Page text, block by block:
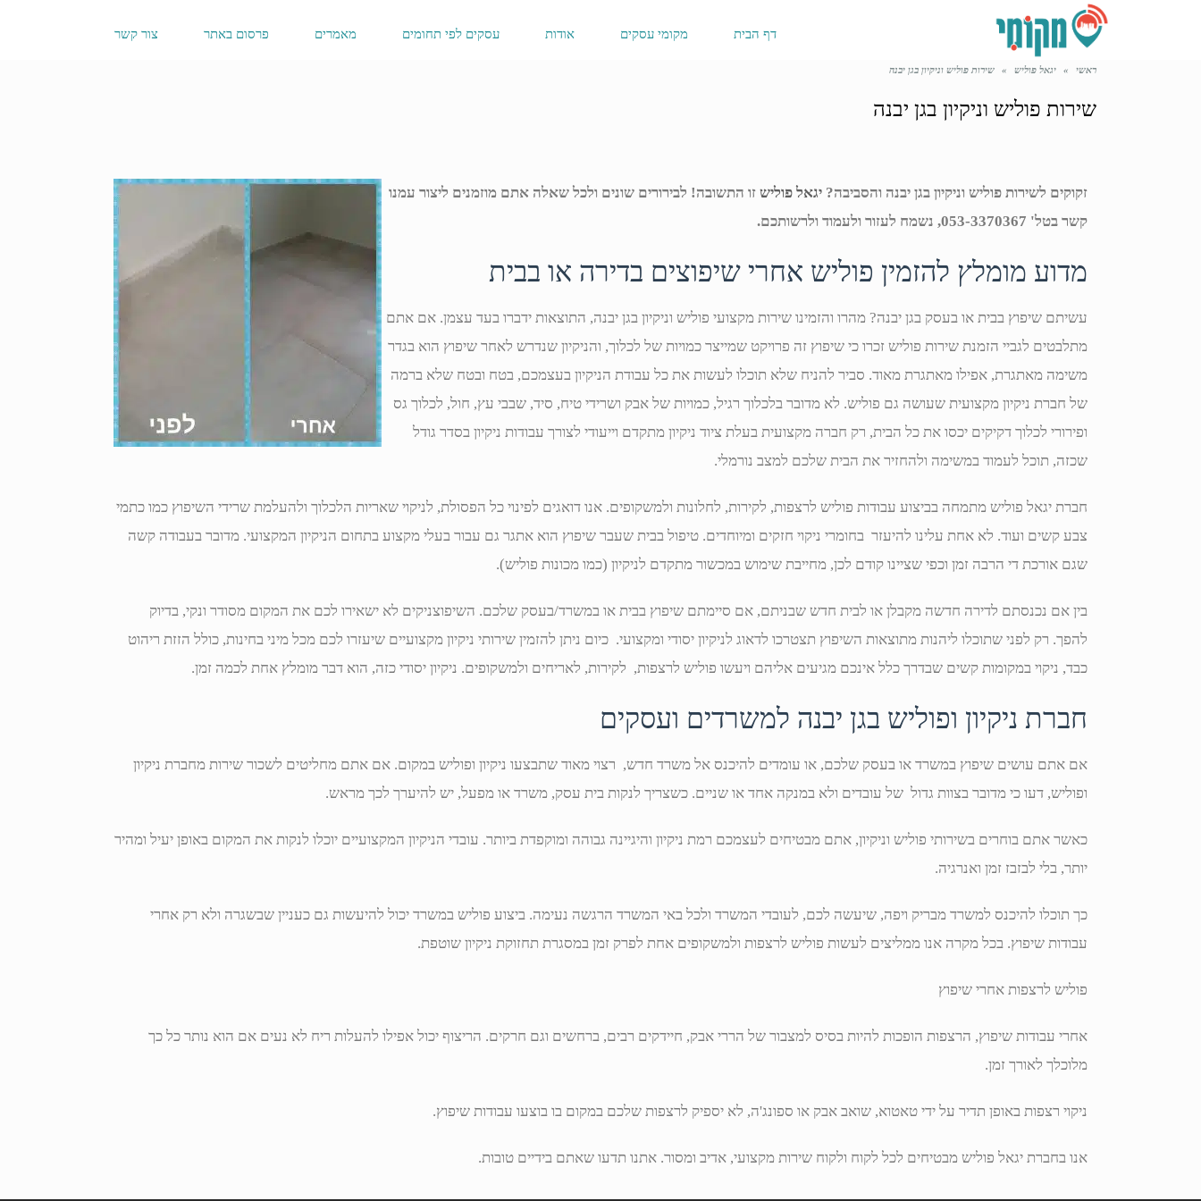
דף הבית מקומי עסקים אודות עסקים לפי תחומים מאמרים פרסום באתר צור קשר
ראשי » יגאל פוליש » שירות פוליש וניקיון בגן יבנה
שירות פוליש וניקיון בגן יבנה
זקוקים לשירות פוליש וניקיון בגן יבנה והסביבה? יגאל פוליש זו התשובה! לבירורים שונים ולכל שאלה אתם מוזמנים ליצור עמנו
קשר בטל' 053-3370367, נשמח לעזור ולעמוד ולרשותכם.
מדוע מומלץ להזמין פוליש אחרי שיפוצים בדירה או בבית
עשיתם שיפוץ בבית או בעסק בגן יבנה? מהרו והזמינו שירות מקצועי פוליש וניקיון בגן יבנה, התוצאות ידברו בעד עצמן. אם אתם
מתלבטים לגביי הזמנת שירות פוליש זכרו כי שיפוץ זה פרויקט שמייצר כמויות של לכלוך, והניקיון שנדרש לאחר שיפוץ הוא בגדר
משימה מאתגרת, אפילו מאתגרת מאוד. סביר להניח שלא תוכלו לעשות את כל עבודת הניקיון בעצמכם, בטח ובטח שלא ברמה
של חברת ניקיון מקצועית שעושה גם פוליש. לא מדובר בלכלוך רגיל, כמויות של אבק ושרידי טיח, סיד, שבבי עץ, חול, לכלוך גס
ופירורי לכלוך דקיקים יכסו את כל הבית, רק חברה מקצועית בעלת ציוד ניקיון מתקדם וייעודי לצורך עבודות ניקיון בסדר גודל
שכזה, תוכל לעמוד במשימה ולהחזיר את הבית שלכם למצב נורמלי.
חברת יגאל פוליש מתמחה בביצוע עבודות פוליש לרצפות, לקירות, לחלונות ולמשקופים. אנו דואגים לפינוי כל הפסולת, לניקוי שאריות הלכלוך ולהעלמת שרידי השיפוץ כמו כתמי
צבע קשים ועוד. לא אחת עלינו להיעזר בחומרי ניקוי חזקים ומיוחדים. טיפול בבית שעבר שיפוץ הוא אתגר גם עבור בעלי מקצוע בתחום הניקיון המקצועי. מדובר בעבודה קשה
שגם אורכת די הרבה זמן וכפי שציינו קודם לכן, מחייבת שימוש במכשור מתקדם לניקיון (כמו מכונות פוליש).
בין אם נכנסתם לדירה חדשה מקבלן או לבית חדש שבניתם, אם סיימתם שיפוץ בבית או במשרד/בעסק שלכם. השיפוצניקים לא ישאירו לכם את המקום מסודר ונקי, בדיוק
להפך. רק לפני שתוכלו ליהנות מתוצאות השיפוץ תצטרכו לדאוג לניקיון יסודי ומקצועי. כיום ניתן להזמין שירותי ניקיון מקצועיים שיעזרו לכם מכל מיני בחינות, כולל הזזת ריהוט
כבד, ניקוי במקומות קשים שבדרך כלל אינכם מגיעים אליהם ויעשו פוליש לרצפות, לקירות, לאריחים ולמשקופים. ניקיון יסודי כזה, הוא דבר מומלץ אחת לכמה זמן.
חברת ניקיון ופוליש בגן יבנה למשרדים ועסקים
אם אתם עושים שיפוץ במשרד או בעסק שלכם, או עומדים להיכנס אל משרד חדש, רצוי מאוד שתבצעו ניקיון ופוליש במקום. אם אתם מחליטים לשכור שירות מחברת ניקיון
ופוליש, דעו כי מדובר בצוות גדול של עובדים ולא במנקה אחד או שניים. כשצריך לנקות בית עסק, משרד או מפעל, יש להיערך לכך מראש.
כאשר אתם בוחרים בשירותי פוליש וניקיון, אתם מבטיחים לעצמכם רמת ניקיון והיגיינה גבוהה ומוקפדת ביותר. עובדי הניקיון המקצועיים יוכלו לנקות את המקום באופן יעיל ומהיר
יותר, בלי לבזבז זמן ואנרגיה.
כך תוכלו להיכנס למשרד מבריק ויפה, שיעשה לכם, לעובדי המשרד ולכל באי המשרד הרגשה נעימה. ביצוע פוליש במשרד יכול להיעשות גם כעניין שבשגרה ולא רק אחרי
עבודות שיפוץ. בכל מקרה אנו ממליצים לעשות פוליש לרצפות ולמשקופים אחת לפרק זמן במסגרת תחזוקת ניקיון שוטפת.
פוליש לרצפות אחרי שיפוץ
אחרי עבודות שיפוץ, הרצפות הופכות להיות בסיס למצבור של הררי אבק, חיידקים רבים, ברחשים וגם חרקים. הריצוף יכול אפילו להעלות ריח לא נעים אם הוא נותר כל כך
מלוכלך לאורך זמן.
ניקוי רצפות באופן תדיר על ידי טאטוא, שואב אבק או ספונג'ה, לא יספיק לרצפות שלכם במקום בו בוצעו עבודות שיפוץ.
אנו בחברת יגאל פוליש מבטיחים לכל לקוח ולקוח שירות מקצועי, אדיב ומסור. אתנו תדעו שאתם בידיים טובות.